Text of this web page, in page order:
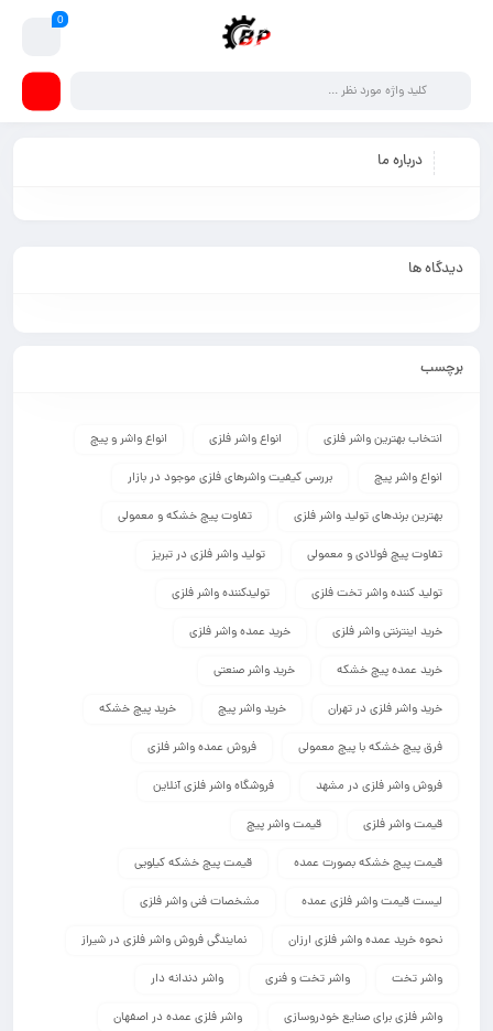
0
درباره ما
دیدگاه ها
برچسب
انتخاب بهترین واشر فلزی انواع واشر فلزی انواع واشر و پیچ
انواع واشر پیچ بررسی کیفیت واشرهای فلزی موجود در بازار
بهترین برندهای تولید واشر فلزی تفاوت پیچ خشکه و معمولی
تفاوت پیچ فولادی و معمولی تولید واشر فلزی در تبریز
تولید کننده واشر تخت فلزی تولیدکننده واشر فلزی
خرید اینترنتی واشر فلزی خرید عمده واشر فلزی
خرید عمده پیچ خشکه خرید واشر صنعتی
خرید واشر فلزی در تهران خرید واشر پیچ خرید پیچ خشکه
فرق پیچ خشکه با پیچ معمولی فروش عمده واشر فلزی
فروش واشر فلزی در مشهد فروشگاه واشر فلزی آنلاین
قیمت واشر فلزی قیمت واشر پیچ
قیمت پیچ خشکه بصورت عمده قیمت پیچ خشکه کیلویی
لیست قیمت واشر فلزی عمده مشخصات فنی واشر فلزی
نحوه خرید عمده واشر فلزی ارزان نمایندگی فروش واشر فلزی در شیراز
واشر تخت واشر تخت و فنری واشر دندانه دار
واشر فلزی برای صنایع خودروسازی واشر فلزی عمده در اصفهان